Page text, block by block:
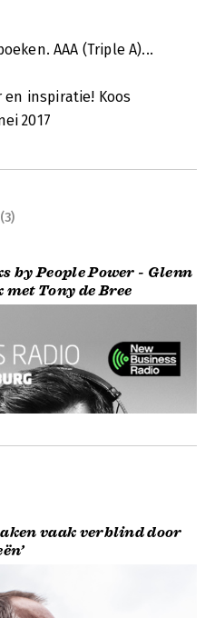
AAA (Triple A)...
inspiratie! Koos
2017
(3)
by People Power - Glenn
Tony de Bree
vaak verblind door